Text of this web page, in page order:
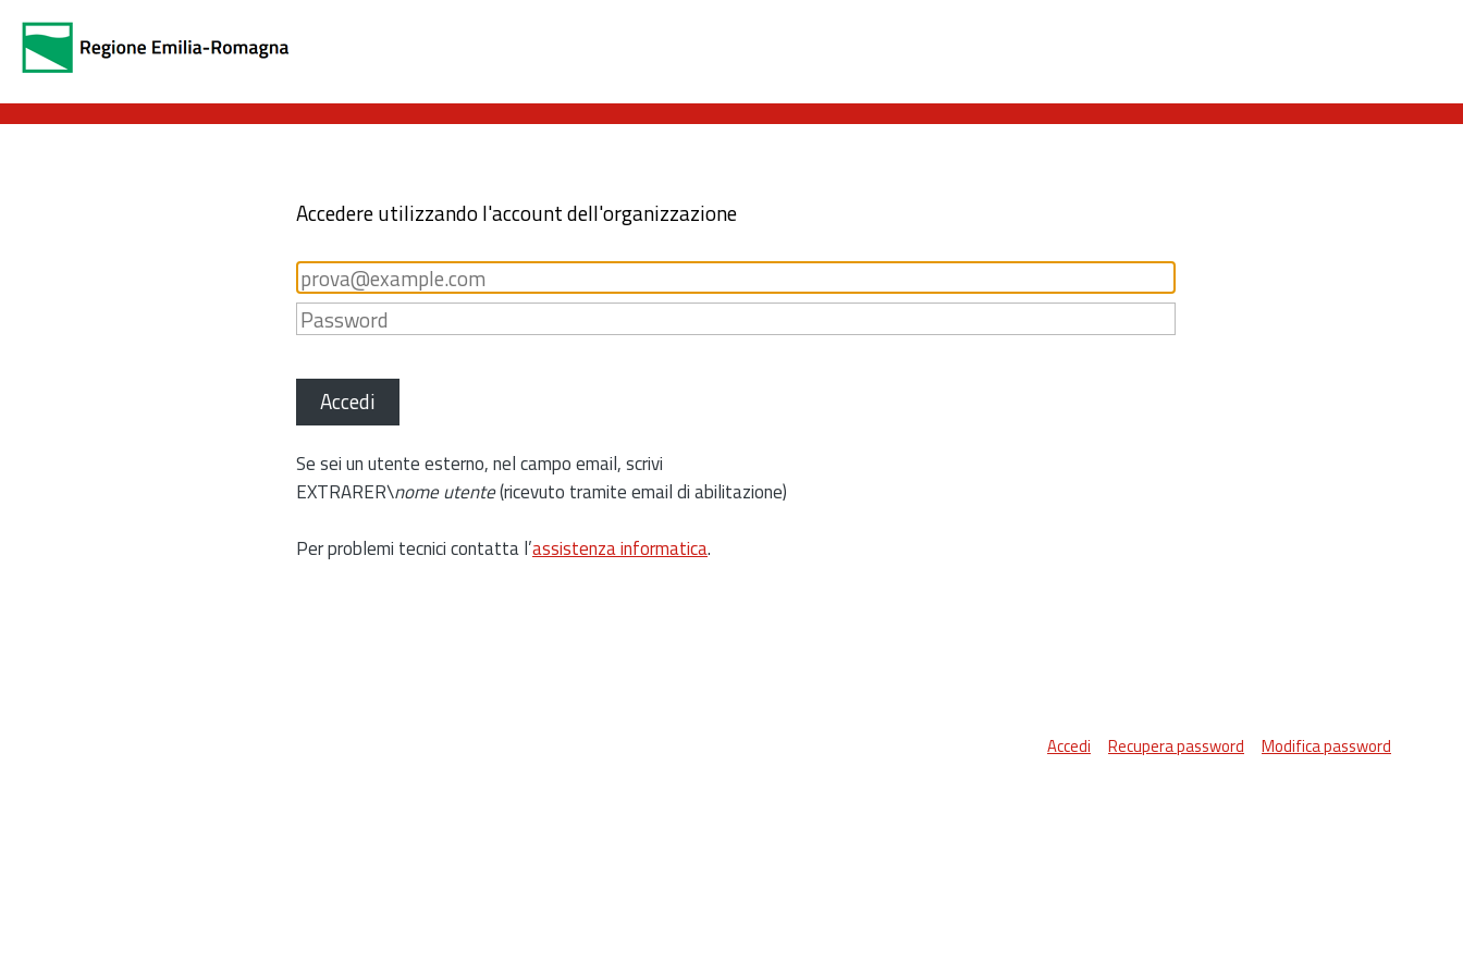
Accedere utilizzando l'account dell'organizzazione
Accedi
Se sei un utente esterno, nel campo email, scrivi
EXTRARER\nome utente(ricevuto tramite email di abilitazione)
Per problemi tecnici contatta l’assistenza informatica.
Accedi Recupera password Modifica password